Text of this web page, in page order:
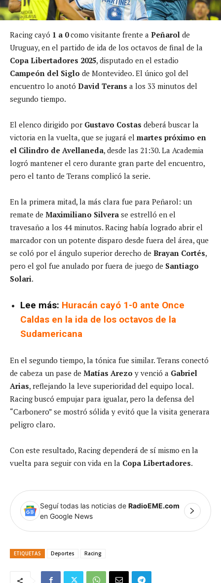
Racing cayó 1 a 0como visitante frente a Peñarol de
Uruguay, en el partido de ida de los octavos de final de la
Copa Libertadores 2025, disputado en el estadio
Campeón del Siglo de Montevideo. El único gol del
encuentro lo anotó David Terans a los 33 minutos del
segundo tiempo.
El elenco dirigido por Gustavo Costas deberá buscar la
victoria en la vuelta, que se jugará el martes próximo en
el Cilindro de Avellaneda, desde las 21:30. La Academia
logró mantener el cero durante gran parte del encuentro,
pero el tanto de Terans complicó la serie.
En la primera mitad, la más clara fue para Peñarol: un
remate de Maximiliano Silvera se estrelló en el
travesaño a los 44 minutos. Racing había logrado abrir el
marcador con un potente disparo desde fuera del área, que
se coló por el ángulo superior derecho de Brayan Cortés,
pero el gol fue anulado por fuera de juego de Santiago
Solari.
Lee más: Huracán cayó 1-0 ante Once
Caldas en la ida de los octavos de la
Sudamericana
En el segundo tiempo, la tónica fue similar. Terans conectó
de cabeza un pase de Matías Arezo y venció a Gabriel
Arias, reflejando la leve superioridad del equipo local.
Racing buscó empujar para igualar, pero la defensa del
“Carbonero” se mostró sólida y evitó que la visita generara
peligro claro.
Con este resultado, Racing dependerá de sí mismo en la
vuelta para seguir con vida en la Copa Libertadores.
Seguí todas las noticias de RadioEME.com
en Google News
ETIQUETAS Deportes Racing